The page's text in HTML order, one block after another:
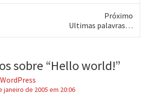
Próximo
Ultimas palavras…
sobre “Hello world!”
janeiro de 2005 em 20:06